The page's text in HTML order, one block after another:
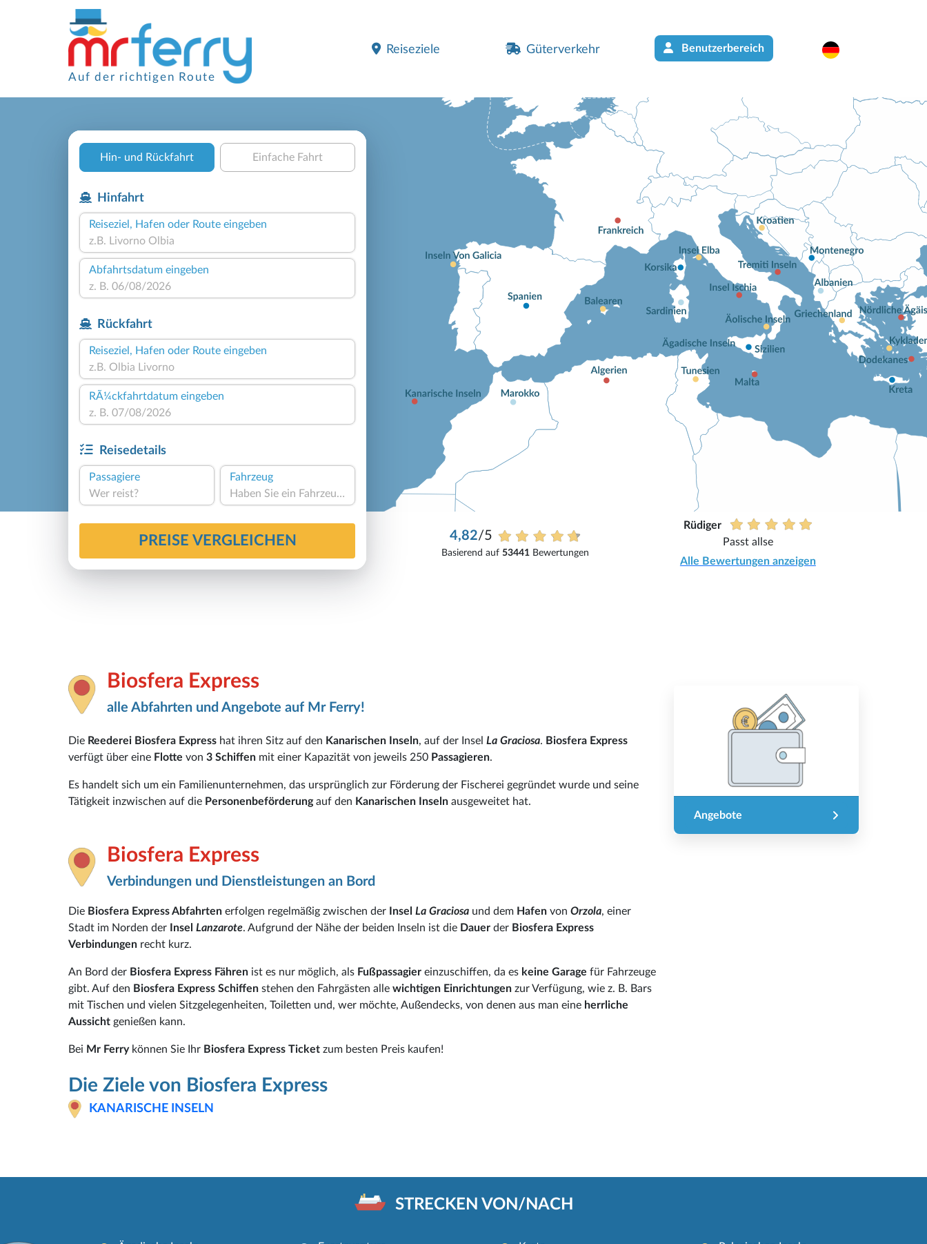
Auf der richtigen Route
Reiseziele Güterverkehr Benutzerbereich
Hin- und Rückfahrt Einfache Fahrt
Hinfahrt
Reiseziel, Hafen oder Route eingeben
Abfahrtsdatum eingeben
Rückfahrt
Reiseziel, Hafen oder Route eingeben
RÃ¼ckfahrtdatum eingeben
Reisedetails
Passagiere
Wer reist?
Fahrzeug
Haben Sie ein Fahrzeug?
PREISE VERGLEICHEN 4,82/5
Basierend auf53441 Bewertungen
Rüdiger
Passt allse
Alle Bewertungen anzeigen
Biosfera Express
alle Abfahrten und Angebote auf Mr Ferry!
Die Reederei Biosfera Express hat ihren Sitz auf den Kanarischen Inseln, auf der Insel La Graciosa. Biosfera Express
verfügt über eine Flotte von 3 Schiffen mit einer Kapazität von jeweils 250 Passagieren.
Es handelt sich um ein Familienunternehmen, das ursprünglich zur Förderung der Fischerei gegründet wurde und seine
Tätigkeit inzwischen auf die Personenbeförderungauf den Kanarischen Inseln ausgeweitet hat.
Biosfera Express
Verbindungen und Dienstleistungen an Bord
Die Biosfera Express Abfahrten erfolgen regelmäßig zwischen der Insel La Graciosa und dem Hafen von Orzola, einer
Stadt im Norden der
Insel Lanzarote. Aufgrund der Nähe der beiden Inseln ist die Dauer der Biosfera Express
Verbindungen recht kurz.
An Bord der Biosfera Express Fähren ist es nur möglich, als Fußpassagier einzuschiffen, da es keine Garage für Fahrzeuge
gibt. Auf den Biosfera Express Schiffen stehen den Fahrgästen alle wichtigen Einrichtungen zur Verfügung, wie z. B. Bars
mit Tischen und vielen Sitzgelegenheiten, Toiletten und, wer möchte, Außendecks, von denen aus man eine herrliche
Aussicht genießen kann.
Bei Mr Ferrykönnen Sie Ihr Biosfera Express Ticket zum besten Preis kaufen!
Die Ziele von Biosfera Express
KANARISCHE INSELN
Angebote
STRECKEN VON/NACH